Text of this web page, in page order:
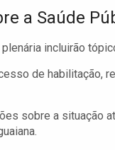
a Saúde
incluirão
de habilitação,
sobre a situação